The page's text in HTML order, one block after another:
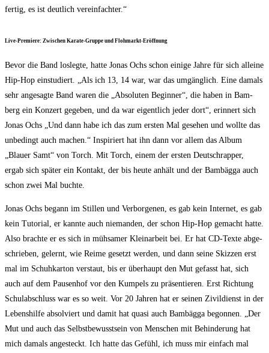
fer­tig, es ist deut­lich vereinfachter.“
Live-Pre­mie­re: Zwi­schen Kara­te-Grup­pe und Flohmarkt-Eröffnung
Bevor die Band los­leg­te, hat­te Jonas Ochs schon eini­ge Jah­re für sich allei­ne
Hip-Hop ein­stu­diert. „Als ich 13, 14 war, war das umgäng­lich. Eine damals
sehr ange­sag­te Band waren die „Abso­lu­ten Beg­in­ner“, die haben in Bam­
berg ein Kon­zert gege­ben, und da war eigent­lich jeder dort“, erin­nert sich
Jonas Ochs „Und dann habe ich das zum ers­ten Mal gese­hen und woll­te das
unbe­dingt auch machen.“ Inspi­riert hat ihn dann vor allem das Album
„Blau­er Samt“ von Torch. Mit Torch, einem der ers­ten Deutschrap­per,
ergab sich spä­ter ein Kon­takt, der bis heu­te anhält und der Bam­bäg­ga auch
schon zwei Mal buchte.
Jonas Ochs begann im Stil­len und Ver­bor­ge­nen, es gab kein Inter­net, es gab
kein Tuto­ri­al, er kann­te auch nie­man­den, der schon Hip-Hop gemacht hat­te.
Also brach­te er es sich in müh­sa­mer Klein­ar­beit bei. Er hat CD-Tex­te abge­
schrie­ben, gelernt, wie Rei­me gesetzt wer­den, und dann sei­ne Skiz­zen erst
mal im Schuh­kar­ton ver­staut, bis er über­haupt den Mut gefasst hat, sich
auch auf dem Pau­sen­hof vor den Kum­pels zu prä­sen­tie­ren. Erst Rich­tung
Schul­ab­schluss war es so weit. Vor 20 Jah­ren hat er sei­nen Zivil­dienst in der
Lebens­hil­fe absol­viert und damit hat qua­si auch Bam­bäg­ga begon­nen. „Der
Mut und auch das Selbst­be­wusst­sein von Men­schen mit Behin­de­rung hat
mich damals ange­steckt. Ich hat­te das Gefühl, ich muss mir ein­fach mal